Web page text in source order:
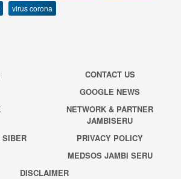
virus corona
CONTACT US
GOOGLE NEWS
NETWORK & PARTNER
JAMBISERU
SIBER
PRIVACY POLICY
MEDSOS JAMBI SERU
DISCLAIMER